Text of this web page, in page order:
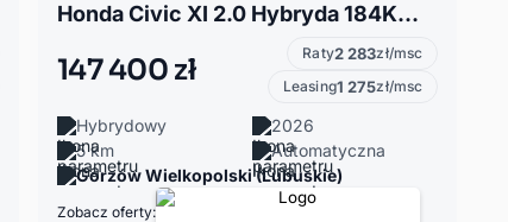
Honda Civic XI 2.0 Hybryda 184KM XIgen.Sport Lift *dostępne inne kolory*R
147 400 zł Raty2 283zł/msc
Leasing1 275zł/msc
Hybrydowy
2026
5 km
Automatyczna
Gorzów Wielkopolski (Lubuskie)
Zobacz oferty: